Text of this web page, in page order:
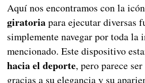
Aquí nos encontramos con la
giratoriapara ejecutar diversas
simplemente navegar por toda la
mencionado. Este dispositivo
hacia el deporte, pero parece
gracias a su elegancia y su